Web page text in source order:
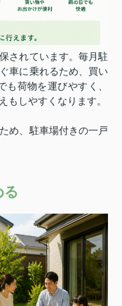
されています。 毎月駐
車に乗れるため、買い
荷物を運びやすく、
もしやすくなります。
め、駐車場付きの一戸
る